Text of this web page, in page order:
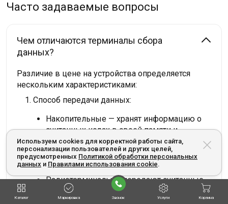
Часто задаваемые вопросы
Чем отличаются терминалы сбора
данных?
Различие в цене на устройства определяется
нескольким характеристиками:
Способ передачи данных:
Накопительные — хранят информацию о
считанных кодах в своей памяти и
передают её в базу при подключении к
компьютеру (через сетевой кабель,
подставку и другие интерфейсы).
Радиотерминалы — передают считанные
сведения по беспроводной связи в
Используем cookies для корректной работы сайта,
персонализации пользователей и других целей,
предусмотренных Политикой обработки персональных
данных и Правилами использования cookie.
Каталог Маркировка Звонок Услуги Корзина